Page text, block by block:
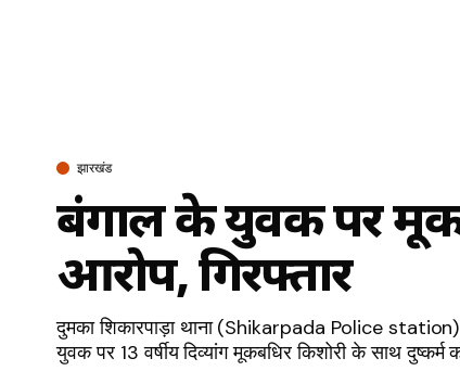
झारखंड
बंगाल के युवक पर
आरोप, गिरफ्तार
दुमका शिकारपाड़ा थाना (Shikarpada Police station)
युवक पर 13 वर्षीय दिव्यांग मूकबधिर किशोरी के साथ